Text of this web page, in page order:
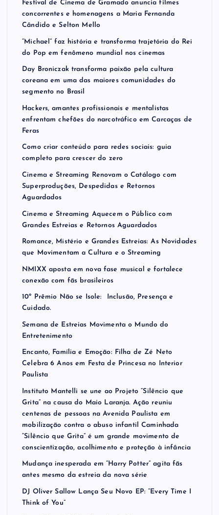
Festival de Cinema de Gramado anuncia filmes
concorrentes e homenagens a Maria Fernanda
Cândido e Selton Mello
“Michael” faz história e transforma trajetória do Rei
do Pop em fenômeno mundial nos cinemas
Day Broniczak transforma paixão pela cultura
coreana em uma das maiores comunidades do
segmento no Brasil
Hackers, amantes profissionais e mentalistas
enfrentam chefões do narcotráfico em Carcaças de
Feras
Como criar conteúdo para redes sociais: guia
completo para crescer do zero
Cinema e Streaming Renovam o Catálogo com
Superproduções, Despedidas e Retornos
Aguardados
Cinema e Streaming Aquecem o Público com
Grandes Estreias e Retornos Aguardados
Romance, Mistério e Grandes Estreias: As Novidades
que Movimentam a Cultura e o Streaming
NMIXX aposta em nova fase musical e fortalece
conexão com fãs brasileiros
10º Prêmio Não se Isole: Inclusão, Presença e
Cuidado.
Semana de Estreias Movimenta o Mundo do
Entretenimento
Encanto, Família e Emoção: Filha de Zé Neto
Celebra 6 Anos em Festa de Princesa no Interior
Paulista
Instituto Mantelli se une ao Projeto “Silêncio que
Grita” na causa do Maio Laranja. Ação reuniu
centenas de pessoas na Avenida Paulista em
mobilização contra o abuso infantil Caminhada
“Silêncio que Grita” é um grande movimento de
conscientização, acolhimento e proteção à infância
Mudança inesperada em “Harry Potter” agita fãs
antes mesmo da estreia da nova série
DJ Oliver Sallow Lança Seu Novo EP: “Every Time I
Think of You”